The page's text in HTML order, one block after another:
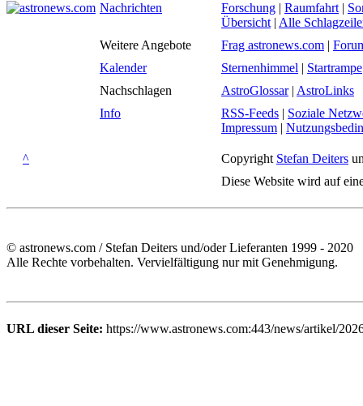
Nachrichten Forschung | Raumfahrt |
Übersicht | Alle
Weitere Angebote
Frag astronews.com |
Kalender
Sternenhimmel | Startrampe
Nachschlagen
AstroGlossar| AstroLinks
Info
RSS-Feeds | Soziale
Impressum |
^ Copyright Stefan Deiters
Diese Website wird auf
© astronews.com / Stefan Deiters und/oder Lieferanten 1999 - 2020
Alle Rechte vorbehalten. Vervielfältigung nur mit Genehmigung.
URL dieser Seite: https://www.astronews.com:443/news/artikel/